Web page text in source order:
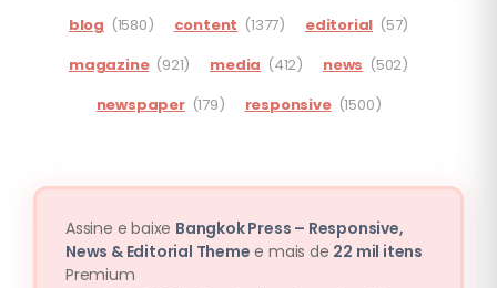
blog (1580) content (1377) editorial (57)
magazine (921) media (412) news (502)
newspaper (179) responsive (1500)
Assine e baixe Bangkok Press – Responsive,
News & Editorial Theme e mais de 22 mil itens
Premium